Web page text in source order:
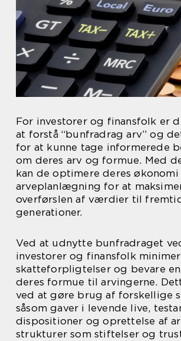
For investorer og finansfolk er
at forstå “bunfradrag arv” og
for at kunne tage informerede
om deres arv og formue. Med
kan de optimere deres økonomi
arveplanlægning for at
overførslen af værdier til
generationer.
Ved at udnytte bunfradraget
investorer og finansfolk
skatteforpligtelser og bevare
deres formue til arvingerne.
ved at gøre brug af forskellige
såsom gaver i levende live,
dispositioner og oprettelse af
strukturer som stiftelser og